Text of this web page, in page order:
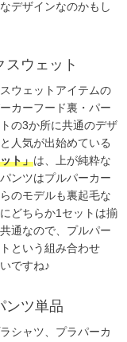
デザインなのかもし
ウェット
ウェットアイテムの
カーフード裏・パー
の3か所に共通のデザ
人気が出始めている
ト」は、上が純粋な
ンツはプルパーカー
のモデルも裏起毛な
どちらか1セットは揃
通なので、プルパー
という組み合わせ
ですね♪
ンツ単品
シャツ、プラパーカ